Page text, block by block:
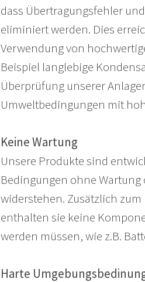
dass Übertragungsfehler
eliminiert werden. Dies
Verwendung von
Beispiel langlebige
Überprüfung unserer
Umweltbedingungen mit
Keine Wartung
Unsere Produkte sind
Bedingungen ohne Wartung
widerstehen. Zusätzlich
enthalten sie keine
werden müssen, wie z.B.
Harte